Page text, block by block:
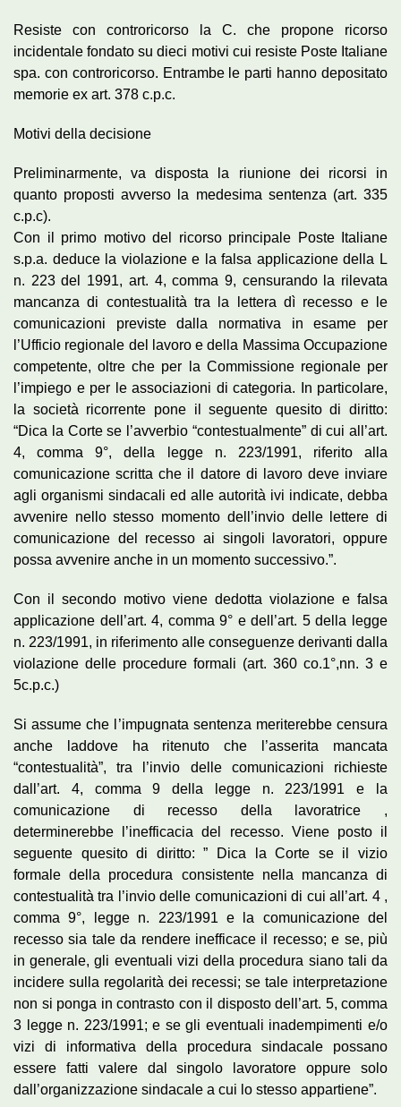
Resiste con controricorso la C. che propone ricorso
incidentale fondato su dieci motivi cui resiste Poste Italiane
spa. con controricorso. Entrambe le parti hanno depositato
memorie ex art. 378 c.p.c.
Motivi della decisione
Preliminarmente, va disposta la riunione dei ricorsi in
quanto proposti avverso la medesima sentenza (art. 335
c.p.c).
Con il primo motivo del ricorso principale Poste Italiane
s.p.a. deduce la violazione e la falsa applicazione della L
n. 223 del 1991, art. 4, comma 9, censurando la rilevata
mancanza di contestualità tra la lettera dì recesso e le
comunicazioni previste dalla normativa in esame per
l’Ufficio regionale del lavoro e della Massima Occupazione
competente, oltre che per la Commissione regionale per
l’impiego e per le associazioni di categoria. In particolare,
la società ricorrente pone il seguente quesito di diritto:
“Dica la Corte se l’avverbio “contestualmente” di cui all’art.
4, comma 9°, della legge n. 223/1991, riferito alla
comunicazione scritta che il datore di lavoro deve inviare
agli organismi sindacali ed alle autorità ivi indicate, debba
avvenire nello stesso momento dell’invio delle lettere di
comunicazione del recesso ai singoli lavoratori, oppure
possa avvenire anche in un momento successivo.”.
Con il secondo motivo viene dedotta violazione e falsa
applicazione dell’art. 4, comma 9° e dell’art. 5 della legge
n. 223/1991, in riferimento alle conseguenze derivanti dalla
violazione delle procedure formali (art. 360 co.1°,nn. 3 e
5c.p.c.)
Si assume che l’impugnata sentenza meriterebbe censura
anche laddove ha ritenuto che l’asserita mancata
“contestualità”, tra l’invio delle comunicazioni richieste
dall’art. 4, comma 9 della legge n. 223/1991 e la
comunicazione di recesso della lavoratrice ,
determinerebbe l’inefficacia del recesso. Viene posto il
seguente quesito di diritto: ” Dica la Corte se il vizio
formale della procedura consistente nella mancanza di
contestualità tra l’invio delle comunicazioni di cui all’art. 4 ,
comma 9°, legge n. 223/1991 e la comunicazione del
recesso sia tale da rendere inefficace il recesso; e se, più
in generale, gli eventuali vizi della procedura siano tali da
incidere sulla regolarità dei recessi; se tale interpretazione
non si ponga in contrasto con il disposto dell’art. 5, comma
3 legge n. 223/1991; e se gli eventuali inadempimenti e/o
vizi di informativa della procedura sindacale possano
essere fatti valere dal singolo lavoratore oppure solo
dall’organizzazione sindacale a cui lo stesso appartiene”.